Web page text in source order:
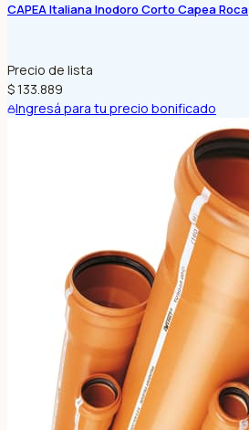
CAPEA Italiana Inodoro Corto Capea Roca
Precio de lista
$ 133.889
Ingresá para tu precio bonificado